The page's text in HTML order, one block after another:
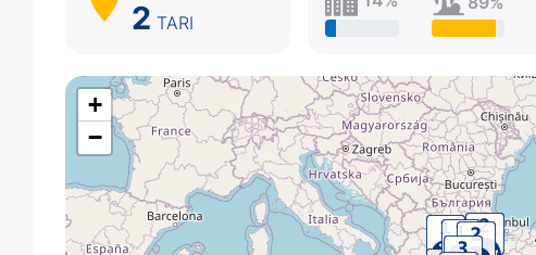
2 TARI
+
−